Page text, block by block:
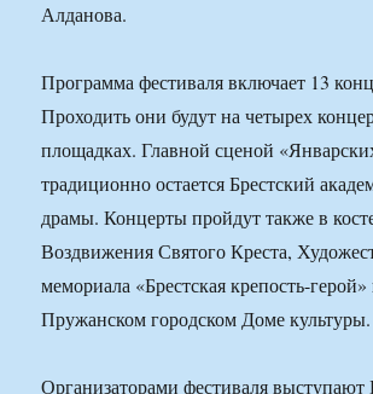
Алданова.
Программа фестиваля включает 13
Проходить они будут на четырех
площадках. Главной сценой
традиционно остается Брестский
драмы. Концерты пройдут также в
Воздвижения Святого Креста,
мемориала «Брестская крепость-
Пружанском городском Доме культуры.
Организаторами фестиваля выступают